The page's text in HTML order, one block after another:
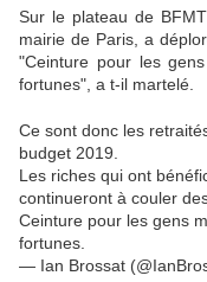
Sur le plateau de
mairie de Paris, a
"Ceinture pour les
fortunes", a t-il martelé.
Ce sont donc les
budget 2019.
Les riches qui ont
continueront à couler
Ceinture pour les gens
fortunes.
— Ian Brossat